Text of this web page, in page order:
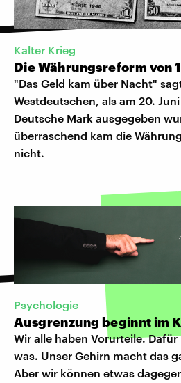
Kalter Krieg
Die Währungsreform von
"Das Geld kam über Nacht"
Westdeutschen, als am 20.
Deutsche Mark ausgegeben
überraschend kam die
nicht.
Psychologie
Ausgrenzung beginnt im
Wir alle haben Vorurteile.
was. Unser Gehirn macht das
Aber wir können etwas